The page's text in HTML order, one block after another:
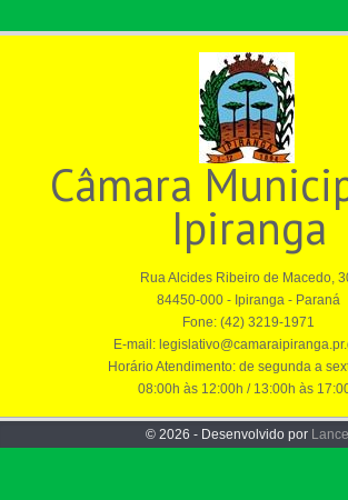
Câmara
Ipiranga
Rua Alcides Ribeiro de Macedo,
84450-000 - Ipiranga - Paraná
Fone: (42) 3219-1971
E-mail:
Horário Atendimento: de segunda a
08:00h às 12:00h / 13:00h às
© 2026 - Desenvolvido por